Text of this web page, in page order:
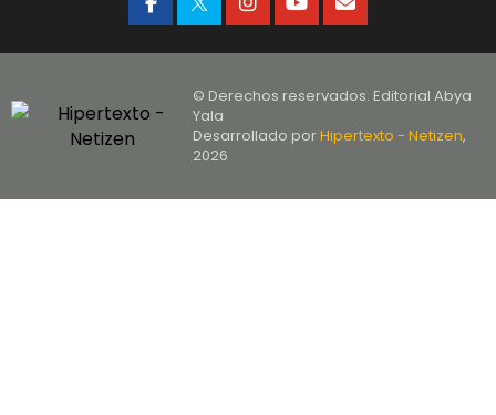
© Derechos reservados. Editorial Abya
Yala
Desarrollado porHipertexto - Netizen,
2026